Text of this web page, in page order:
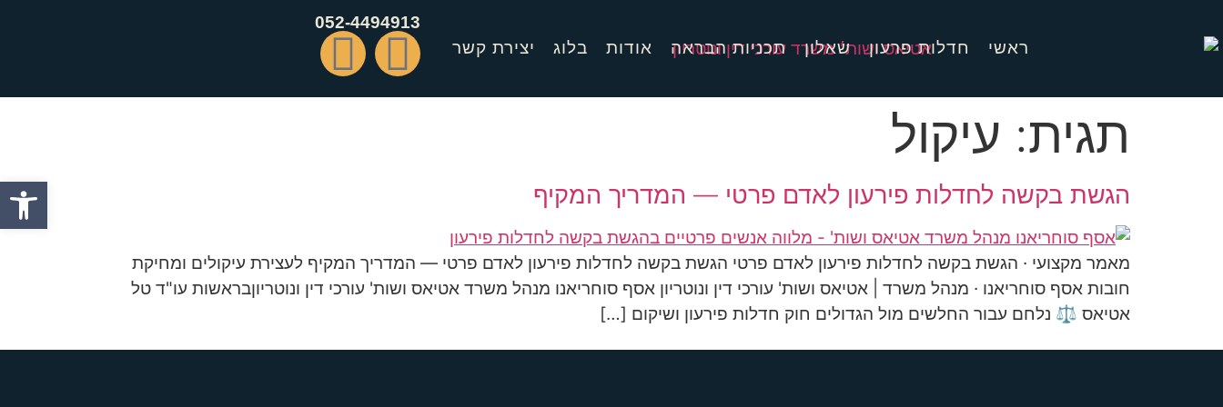
ראשי חדלות פרעון שאלון תכניות הבראה אודות בלוג יצירת קשר
052-4494913
תגית: עיקול
הגשת בקשה לחדלות פירעון לאדם פרטי — המדריך המקיף
מאמר מקצועי · הגשת בקשה לחדלות פירעון לאדם פרטי הגשת בקשה לחדלות פירעון לאדם פרטי — המדריך המקיף לעצירת עיקולים ומחיקת
חובות אסף סוחריאנו · מנהל משרד | אטיאס ושות' עורכי דין ונוטריון אסף סוחריאנו מנהל משרד אטיאס ושות' עורכי דין ונוטריוןבראשות עו"ד טל
אטיאס ⚖️ נלחם עבור החלשים מול הגדולים חוק חדלות פירעון ושיקום […]
פתח